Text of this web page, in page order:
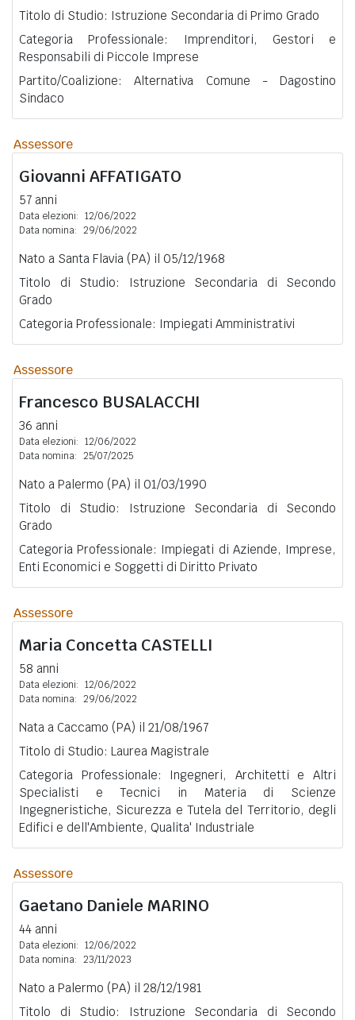
Titolo di Studio: Istruzione Secondaria di Primo Grado
Categoria Professionale: Imprenditori, Gestori e
Responsabili di Piccole Imprese
Partito/Coalizione: Alternativa Comune - Dagostino
Sindaco
Assessore
Giovanni AFFATIGATO
57 anni
Data elezioni: 12/06/2022
Data nomina: 29/06/2022
Nato a Santa Flavia (PA) il 05/12/1968
Titolo di Studio: Istruzione Secondaria di Secondo
Grado
Categoria Professionale: Impiegati Amministrativi
Assessore
Francesco BUSALACCHI
36 anni
Data elezioni: 12/06/2022
Data nomina: 25/07/2025
Nato a Palermo (PA) il 01/03/1990
Titolo di Studio: Istruzione Secondaria di Secondo
Grado
Categoria Professionale: Impiegati di Aziende, Imprese,
Enti Economici e Soggetti di Diritto Privato
Assessore
Maria Concetta CASTELLI
58 anni
Data elezioni: 12/06/2022
Data nomina: 29/06/2022
Nata a Caccamo (PA) il 21/08/1967
Titolo di Studio: Laurea Magistrale
Categoria Professionale: Ingegneri, Architetti e Altri
Specialisti e Tecnici in Materia di Scienze
Ingegneristiche, Sicurezza e Tutela del Territorio, degli
Edifici e dell'Ambiente, Qualita' Industriale
Assessore
Gaetano Daniele MARINO
44 anni
Data elezioni: 12/06/2022
Data nomina: 23/11/2023
Nato a Palermo (PA) il 28/12/1981
Titolo di Studio: Istruzione Secondaria di Secondo